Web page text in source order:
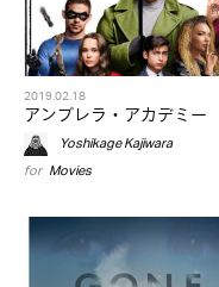
2019.02.18
アンブレラ・アカデミー
Yoshikage Kajiwara
for Movies